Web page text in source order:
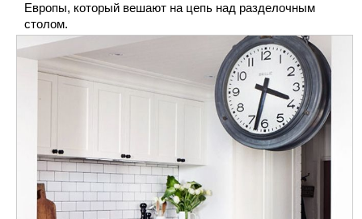
Европы, который вешают на цепь над разделочным
столом.